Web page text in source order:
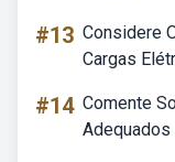
#13 Considere
Cargas
#14 Comente
Adequados